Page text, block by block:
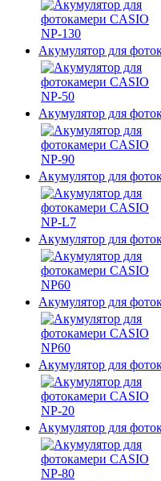
Акумулятор для
Акумулятор для
Акумулятор для
Акумулятор для
Акумулятор для
Акумулятор для
Акумулятор для